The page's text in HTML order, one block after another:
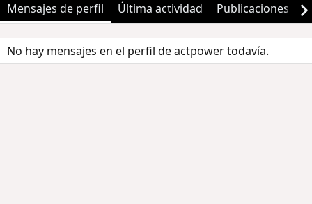
Mensajes de perfil Última actividad Publicaciones
No hay mensajes en el perfil de actpower todavía.